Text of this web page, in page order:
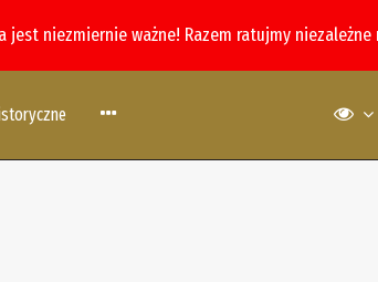
jest niezmiernie ważne! Razem ratujmy